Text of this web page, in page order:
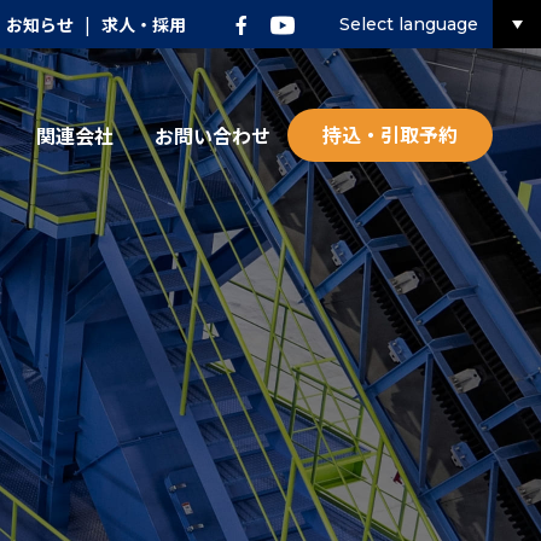
お知らせ | 求人・採用 Select language
関連会社 お問い合わせ 持込・引取予約